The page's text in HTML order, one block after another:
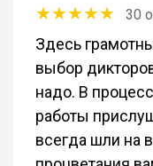
30
Здесь
выбор
надо. В
работы
всегда шли на